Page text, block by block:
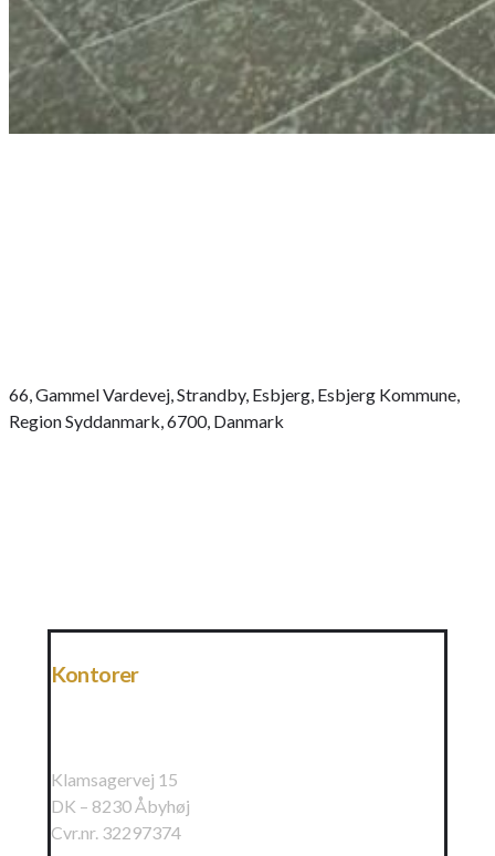
66, Gammel Vardevej, Strandby, Esbjerg, Esbjerg Kommune,
Region Syddanmark, 6700, Danmark
Kontorer
Klamsagervej 15
DK – 8230 Åbyhøj
Cvr.nr. 32297374